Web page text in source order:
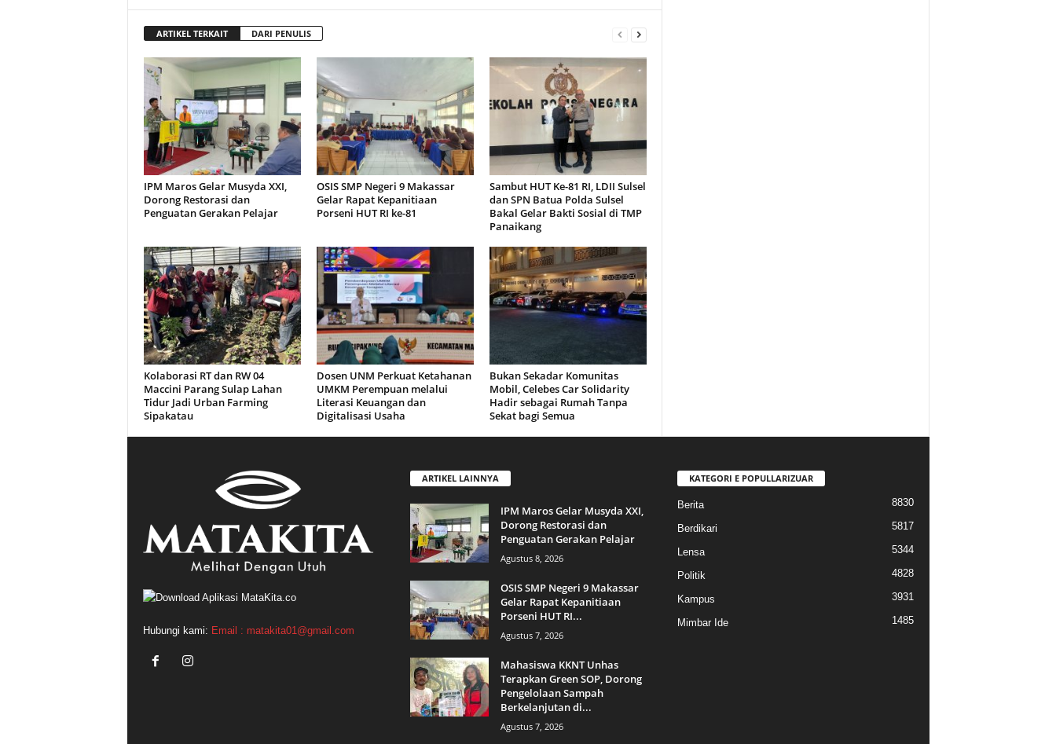
ARTIKEL TERKAIT DARI PENULIS
IPM Maros Gelar Musyda XXI,
Dorong Restorasi dan
Penguatan Gerakan Pelajar
OSIS SMP Negeri 9 Makassar
Gelar Rapat Kepanitiaan
Porseni HUT RI ke-81
Sambut HUT Ke-81 RI, LDII Sulsel
dan SPN Batua Polda Sulsel
Bakal Gelar Bakti Sosial di TMP
Panaikang
Kolaborasi RT dan RW 04
Maccini Parang Sulap Lahan
Tidur Jadi Urban Farming
Sipakatau
Dosen UNM Perkuat Ketahanan
UMKM Perempuan melalui
Literasi Keuangan dan
Digitalisasi Usaha
Bukan Sekadar Komunitas
Mobil, Celebes Car Solidarity
Hadir sebagai Rumah Tanpa
Sekat bagi Semua
Hubungi kami: Email : matakita01@gmail.com
ARTIKEL LAINNYA
IPM Maros Gelar Musyda XXI,
Dorong Restorasi dan
Penguatan Gerakan Pelajar
Agustus 8, 2026
OSIS SMP Negeri 9 Makassar
Gelar Rapat Kepanitiaan
Porseni HUT RI...
Agustus 7, 2026
Mahasiswa KKNT Unhas
Terapkan Green SOP, Dorong
Pengelolaan Sampah
Berkelanjutan di...
Agustus 7, 2026
KATEGORI E POPULLARIZUAR
Berita 8830
Berdikari 5817
Lensa 5344
Politik 4828
Kampus 3931
Mimbar Ide 1485